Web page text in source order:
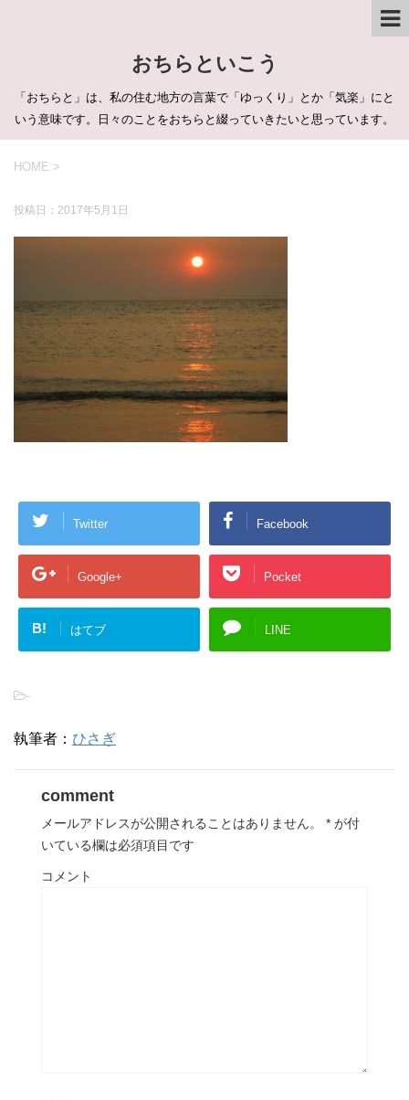
おちらといこう
「おちらと」は、私の住む地方の言葉で「ゆっくり」とか「気楽」にと
いう意味です。日々のことをおちらと綴っていきたいと思っています。
HOME >
投稿日： 2017年5月1日
Twitter Facebook
Google+ Pocket
B! はてブ LINE
-
執筆者： ひさぎ
comment
メールアドレスが公開されることはありません。 * が付
いている欄は必須項目です
コメント